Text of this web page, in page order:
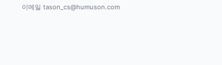
이메일 tason_cs@humuson.com